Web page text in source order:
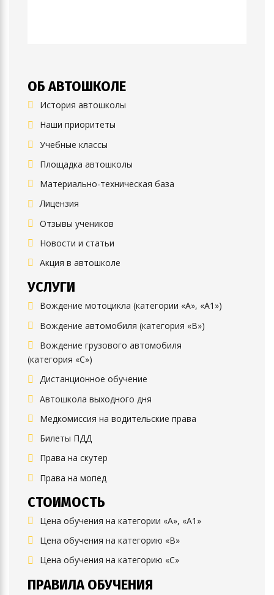
ОБ АВТОШКОЛЕ
История автошколы
Наши приоритеты
Учебные классы
Площадка автошколы
Материально-техническая база
Лицензия
Отзывы учеников
Новости и статьи
Акция в автошколе
УСЛУГИ
Вождение мотоцикла (категории «А», «А1»)
Вождение автомобиля (категория «B»)
Вождение грузового автомобиля
(категория «C»)
Дистанционное обучение
Автошкола выходного дня
Медкомиссия на водительские права
Билеты ПДД
Права на скутер
Права на мопед
СТОИМОСТЬ
Цена обучения на категории «А», «А1»
Цена обучения на категорию «B»
Цена обучения на категорию «C»
ПРАВИЛА ОБУЧЕНИЯ